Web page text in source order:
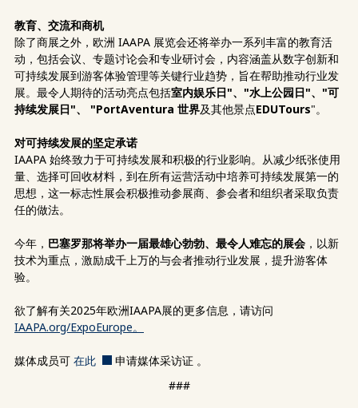
教育、交流和商机
除了商展之外，欧洲 IAAPA 展览会还将举办一系列丰富的教育活
动，包括会议、专题讨论会和专业研讨会，内容涵盖从数字创新和
可持续发展到游客体验管理等关键行业趋势，旨在帮助推动行业发
展。最令人期待的活动亮点包括室内娱乐日"、"水上公园日"、"可
持续发展日"、
"PortAventura 世界及其他景点EDUTours"。
对可持续发展的坚定承诺
IAAPA 始终致力于可持续发展和积极的行业影响。从减少纸张使用
量、选择可回收材料，到在所有运营活动中培养可持续发展第一的
思想，这一标志性展会积极推动参展商、参会者和组织者采取负责
任的做法。
今年， 巴塞罗那将举办一届最雄心勃勃、最令人难忘的展会 ，以新
技术为重点，激励成千上万的与会者推动行业发展，提升游客体
验。
欲了解有关2025年欧洲IAAPA展的更多信息，请访问
IAAPA.org/ExpoEurope。
媒体成员可 在此 申请媒体采访证 。
###